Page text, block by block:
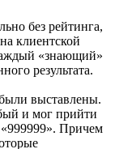
без рейтинга,
клиентской
«знающий»
результата.
выставлены.
и мог прийти
«999999». Причем